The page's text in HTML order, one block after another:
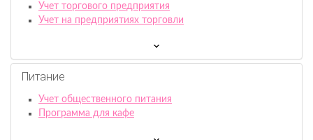
Учет торгового предприятия
Учет на предприятиях торговли
Питание
Учет общественного питания
Программа для кафе